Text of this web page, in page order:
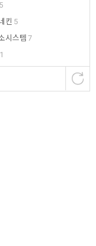
5
킨 5
시스템 7
1